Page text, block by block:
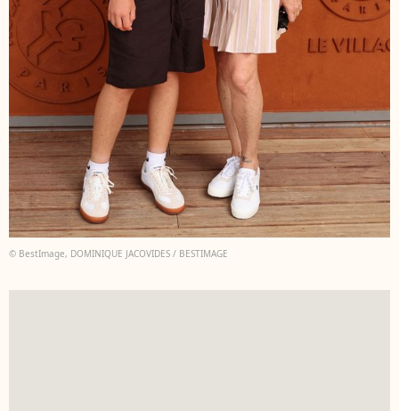
© BestImage, DOMINIQUE JACOVIDES / BESTIMAGE